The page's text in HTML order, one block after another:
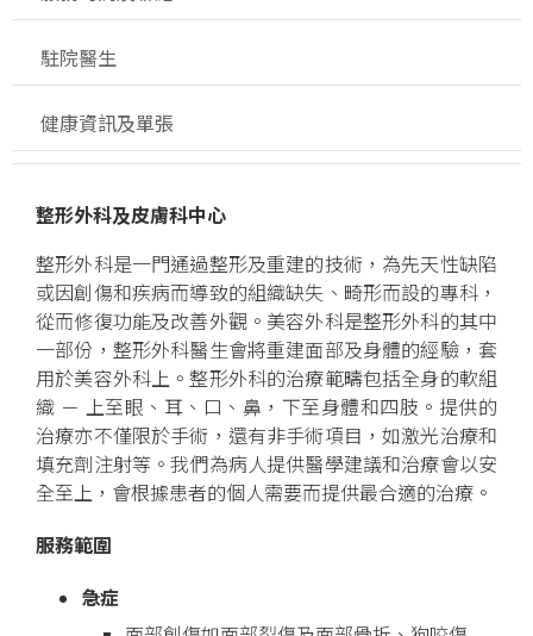
駐院醫生
健康資訊及單張
整形外科及皮膚科中心
整形外科是一門通過整形及重建的技術，為先天性缺陷
或因創傷和疾病而導致的組織缺失、畸形而設的專科，
從而修復功能及改善外觀。美容外科是整形外科的其中
一部份，整形外科醫生會將重建面部及身體的經驗，套
用於美容外科上。整形外科的治療範疇包括全身的軟組
織 － 上至眼、耳、口、鼻，下至身體和四肢。提供的
治療亦不僅限於手術，還有非手術項目，如激光治療和
填充劑注射等。我們為病人提供醫學建議和治療會以安
全至上，會根據患者的個人需要而提供最合適的治療。
服務範圍
急症